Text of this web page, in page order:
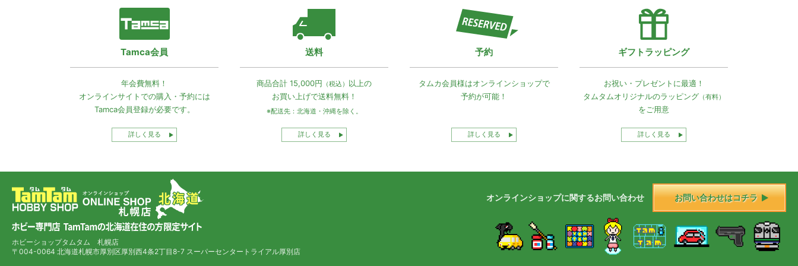
Tamca会員
年会費無料！
オンラインサイトでの購入・予約には
Tamca会員登録が必要です。
詳しく見る
送料
商品合計 15,000円 （税込） 以上の
お買い上げで送料無料！
※配送先：北海道・沖縄を除く。
詳しく見る
予約
タムカ会員様はオンラインショップで
予約が可能！
詳しく見る
ギフトラッピング
お祝い・プレゼントに最適！
タムタムオリジナルのラッピング（有料）
をご用意
詳しく見る
ホビーショップタムタム 札幌店
〒004-0064 北海道札幌市厚別区厚別西4条2丁目8-7 スーパーセンタートライアル厚別店
オンラインショップに関するお問い合わせ お問い合わせはコチラ